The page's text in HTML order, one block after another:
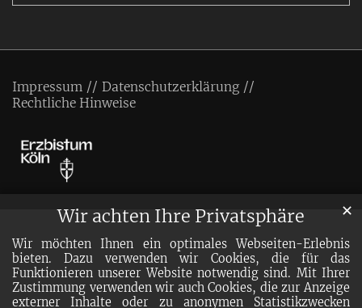
Wir achten Ihre Privatsphäre
Wir möchten Ihnen ein optimales Webseiten-Erlebnis
bieten. Dazu verwenden wir Cookies, die für das
Funktionieren unserer Website notwendig sind. Mit Ihrer
Zustimmung verwenden wir auch Cookies, die zur Anzeige
externer Inhalte oder zu anonymen Statistikzwecken
✕
Impressum
Datenschutzerklärung
Rechtliche Hinweise